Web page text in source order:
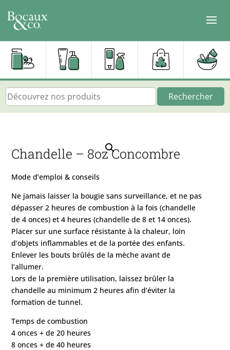
Rechercher
Chandelle – 8oz Concombre
Mode d’emploi & conseils
Ne jamais laisser la bougie sans surveillance, et ne pas
dépasser 2 heures de combustion à la fois (chandelle
de 4 onces) et 4 heures (chandelle de 8 et 14 onces).
Placer sur une surface résistante à la chaleur, loin
d’objets inflammables et de la portée des enfants.
Enlever les bouts brûlés de la mèche avant de
l’allumer.
Lors de la première utilisation, laissez brûler la
chandelle au minimum 2 heures afin d’éviter la
formation de tunnel.
Temps de combustion
4 onces + de 20 heures
8 onces + de 40 heures